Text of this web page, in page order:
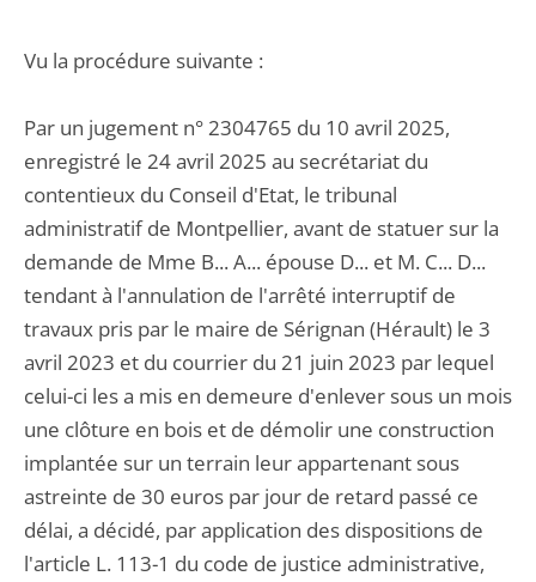
Vu la procédure suivante :
Par un jugement n° 2304765 du 10 avril 2025,
enregistré le 24 avril 2025 au secrétariat du
contentieux du Conseil d'Etat, le tribunal
administratif de Montpellier, avant de statuer sur la
demande de Mme B... A... épouse D... et M. C... D...
tendant à l'annulation de l'arrêté interruptif de
travaux pris par le maire de Sérignan (Hérault) le 3
avril 2023 et du courrier du 21 juin 2023 par lequel
celui-ci les a mis en demeure d'enlever sous un mois
une clôture en bois et de démolir une construction
implantée sur un terrain leur appartenant sous
astreinte de 30 euros par jour de retard passé ce
délai, a décidé, par application des dispositions de
l'article L. 113-1 du code de justice administrative,